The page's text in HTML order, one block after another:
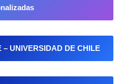
– UNIVERSIDAD DE CHILE